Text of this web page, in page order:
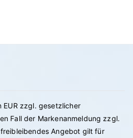
EUR zzgl. gesetzlicher
Fall der Markenanmeldung zzgl.
Angebot gilt für